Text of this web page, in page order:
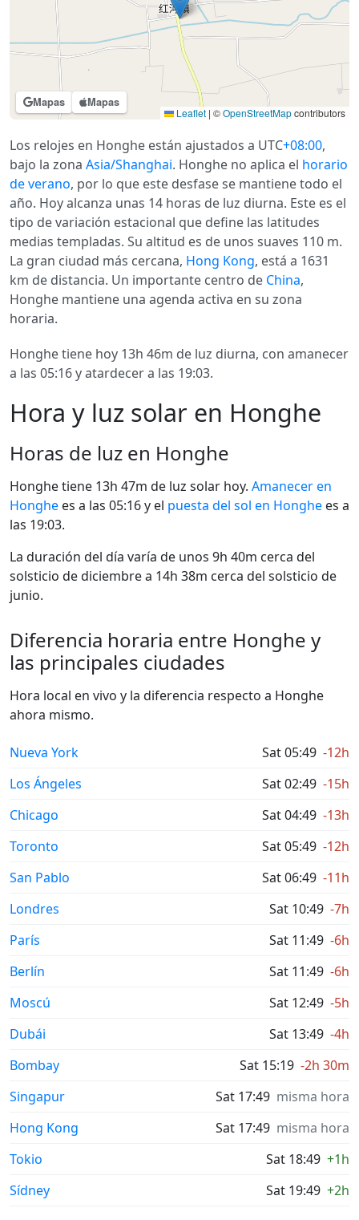
Mapas Mapas
Leaflet | ©OpenStreetMapcontributors
Los relojes en Honghe están ajustados a UTC+08:00,
bajo la zona Asia/Shanghai. Honghe no aplica el horario
de verano, por lo que este desfase se mantiene todo el
año. Hoy alcanza unas 14 horas de luz diurna. Este es el
tipo de variación estacional que define las latitudes
medias templadas. Su altitud es de unos suaves 110 m.
La gran ciudad más cercana, Hong Kong, está a 1631
km de distancia. Un importante centro de China,
Honghe mantiene una agenda activa en su zona
horaria.
Honghe tiene hoy 13h 46m de luz diurna, con amanecer
a las 05:16 y atardecer a las 19:03.
Hora y luz solar en Honghe
Horas de luz en Honghe
Honghe tiene 13h 47m de luz solar hoy. Amanecer en
Honghe es a las 05:16 y el puesta del sol en Honghe es a
las 19:03.
La duración del día varía de unos 9h 40m cerca del
solsticio de diciembre a 14h 38m cerca del solsticio de
junio.
Diferencia horaria entre Honghe y
las principales ciudades
Hora local en vivo y la diferencia respecto a Honghe
ahora mismo.
Nueva York Sat 05:49 -12h
Los Ángeles
Sat 02:49 -15h
Chicago
Sat 04:49 -13h
Toronto
Sat 05:49 -12h
San Pablo
Sat 06:49 -11h
Londres
Sat 10:49 -7h
París
Sat 11:49 -6h
Berlín
Sat 11:49 -6h
Moscú
Sat 12:49 -5h
Dubái
Sat 13:49 -4h
Bombay
Sat 15:19 -2h 30m
Singapur
Sat 17:49 misma hora
Hong Kong
Sat 17:49 misma hora
Tokio
Sat 18:49 +1h
Sídney
Sat 19:49 +2h